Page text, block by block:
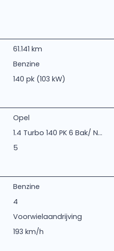
61.141 km
Benzine
140 pk (103 kW)
Opel
1.4 Turbo 140 PK 6 Bak/ N...
5
Benzine
4
Voorwielaandrijving
193 km/h